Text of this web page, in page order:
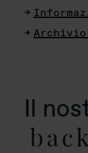
Archivio
Il